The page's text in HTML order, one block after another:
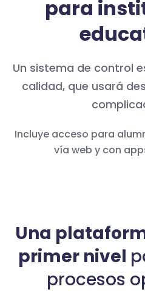
para
Un sistema de control
calidad, que usará
Incluye acceso para
vía web y con
Una
primer nivel
procesos